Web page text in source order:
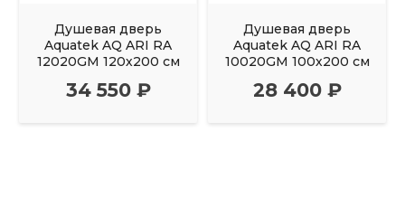
Душевая дверь
Aquatek AQ ARI RA
12020GM 120х200 см
34 550 ₽
Душевая дверь
Aquatek AQ ARI RA
10020GM 100х200 см
28 400 ₽